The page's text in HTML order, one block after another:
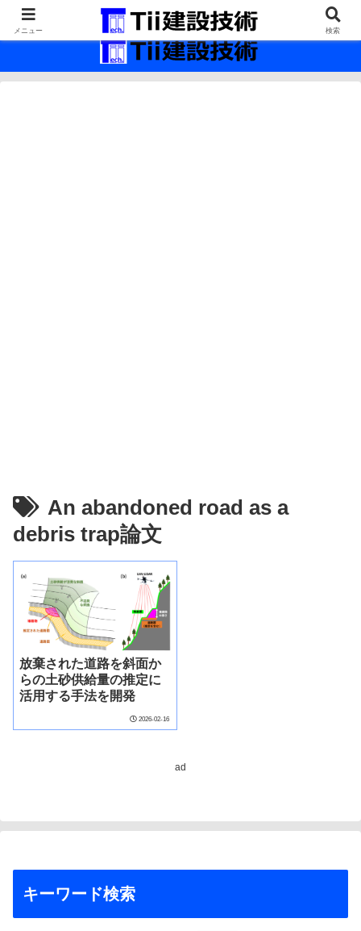
最新の建設技術の情報インフラ。
An abandoned road as a
debris trap論文
放棄された道路を斜面か
らの土砂供給量の推定に
活用する手法を開発
2026-02-16
ad
キーワード検索
メニュー 検索